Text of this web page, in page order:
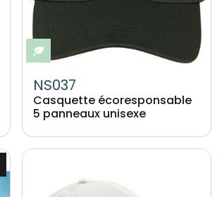
Eco-responsable
NS037
Casquette écoresponsable
5 panneaux unisexe
Image